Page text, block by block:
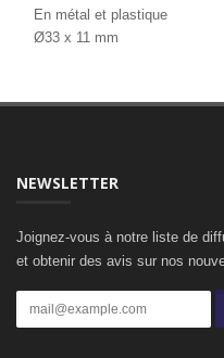
En métal et plastique
Ø33 x 11 mm
NEWSLETTER
Joignez-vous à notre liste de
et obtenir des avis sur nos